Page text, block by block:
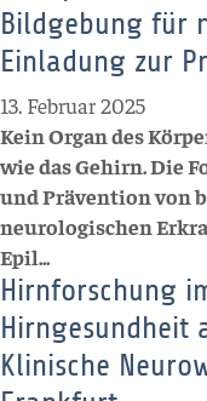
Bildgebung für
Einladung zur
13. Februar 2025
Kein Organ des
wie das Gehirn. Die
und Prävention von
neurologischen
Epil...
Hirnforschung
Hirngesundheit
Klinische